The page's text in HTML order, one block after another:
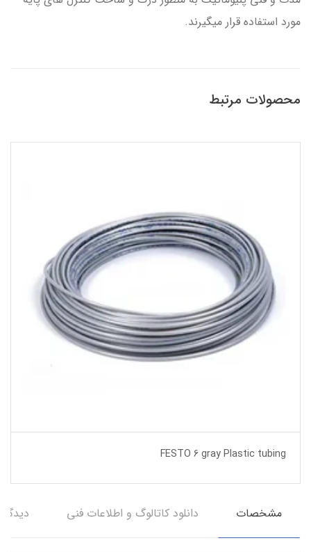
مورد استفاده قرار میگیرند.
محصولات مرتبط
FESTO 6 gray Plastic tubing
مشخصات دانلود کاتالوگ و اطلاعات فنی